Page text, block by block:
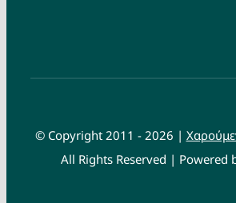
© Copyright 2011 - 2026 |
All Rights Reserved | Powered